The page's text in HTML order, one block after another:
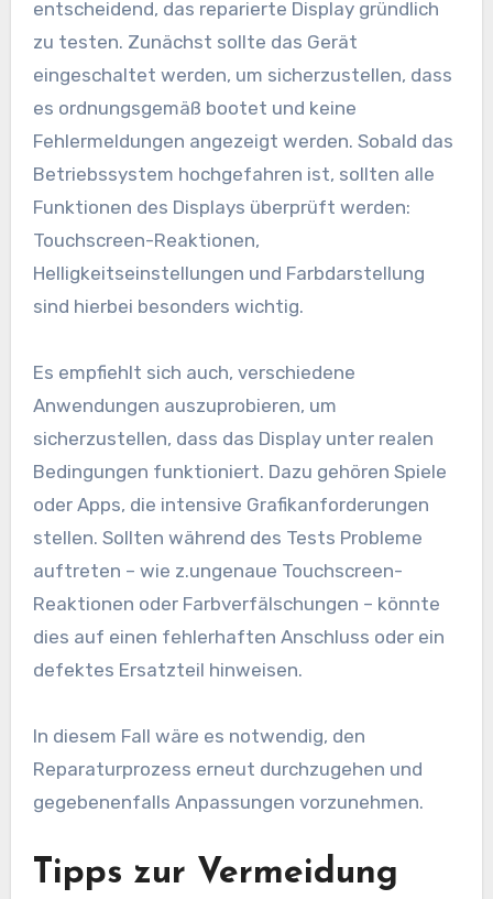
entscheidend, das reparierte Display gründlich
zu testen. Zunächst sollte das Gerät
eingeschaltet werden, um sicherzustellen, dass
es ordnungsgemäß bootet und keine
Fehlermeldungen angezeigt werden. Sobald das
Betriebssystem hochgefahren ist, sollten alle
Funktionen des Displays überprüft werden:
Touchscreen-Reaktionen,
Helligkeitseinstellungen und Farbdarstellung
sind hierbei besonders wichtig.
Es empfiehlt sich auch, verschiedene
Anwendungen auszuprobieren, um
sicherzustellen, dass das Display unter realen
Bedingungen funktioniert. Dazu gehören Spiele
oder Apps, die intensive Grafikanforderungen
stellen. Sollten während des Tests Probleme
auftreten – wie z.ungenaue Touchscreen-
Reaktionen oder Farbverfälschungen – könnte
dies auf einen fehlerhaften Anschluss oder ein
defektes Ersatzteil hinweisen.
In diesem Fall wäre es notwendig, den
Reparaturprozess erneut durchzugehen und
gegebenenfalls Anpassungen vorzunehmen.
Tipps zur Vermeidung